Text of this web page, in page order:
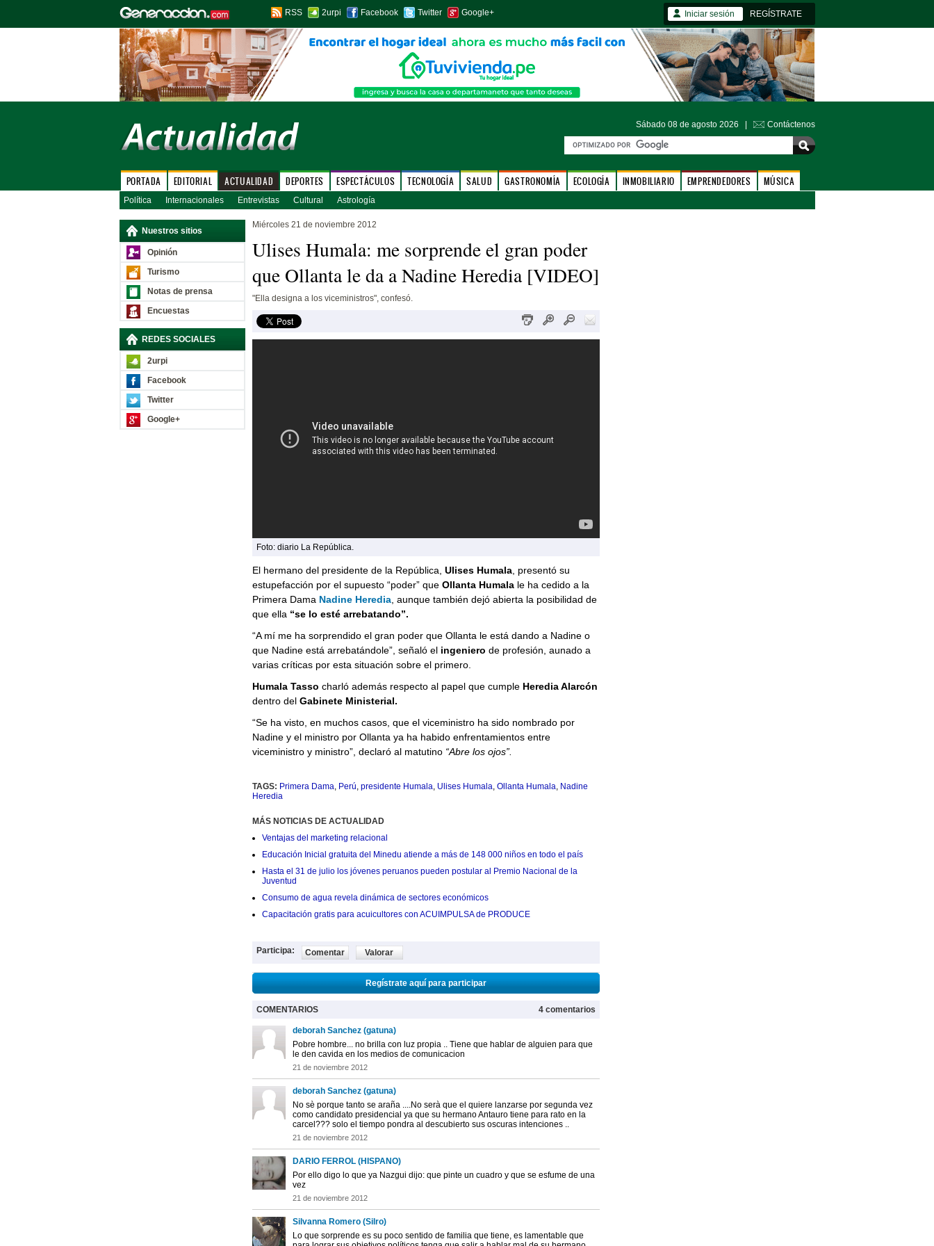
RSS 2urpi Facebook Twitter Google+ Iniciar sesión REGÍSTRATE
Sábado 08 de agosto 2026 | Contáctenos
PORTADA EDITORIAL ACTUALIDAD DEPORTES ESPECTÁCULOS TECNOLOGÍA SALUD GASTRONOMÍA ECOLOGÍA INMOBILIARIO EMPRENDEDORES MÚSICA
Política Internacionales Entrevistas Cultural Astrología
Nuestros sitios
Opinión
Turismo
Notas de prensa
Encuestas
REDES SOCIALES
2urpi
Facebook
Twitter
Google+
Miércoles 21 de noviembre 2012
Ulises Humala: me sorprende el gran poder
que Ollanta le da a Nadine Heredia [VIDEO]
"Ella designa a los viceministros", confesó.
Foto: diario La República.
El hermano del presidente de la República, Ulises Humala, presentó su
estupefacción por el supuesto “poder” que Ollanta Humalale ha cedido a la
Primera Dama Nadine Heredia, aunque también dejó abierta la posibilidad de
que ella “se lo esté arrebatando”.
“A mí me ha sorprendido el gran poder que Ollanta le está dando a Nadine o
que Nadine está arrebatándole”, señaló el ingeniero de profesión, aunado a
varias críticas por esta situación sobre el primero.
Humala Tasso charló además respecto al papel que cumpleHeredia Alarcón
dentro del Gabinete Ministerial.
“Se ha visto, en muchos casos, que el viceministro ha sido nombrado por
Nadine y el ministro por Ollanta ya ha habido enfrentamientos entre
viceministro y ministro”, declaró al matutino “Abre los ojos”.
TAGS: Primera Dama, Perú, presidente Humala, Ulises Humala, Ollanta Humala, Nadine
Heredia
MÁS NOTICIAS DE ACTUALIDAD
Ventajas del marketing relacional
Educación Inicial gratuita del Minedu atiende a más de 148 000 niños en todo el país
Hasta el 31 de julio los jóvenes peruanos pueden postular al Premio Nacional de la
Juventud
Consumo de agua revela dinámica de sectores económicos
Capacitación gratis para acuicultores con ACUIMPULSA de PRODUCE
Participa: Comentar Valorar
Regístrate aquí para participar
COMENTARIOS 4 comentarios
deborah Sanchez (gatuna)
Pobre hombre... no brilla con luz propia .. Tiene que hablar de alguien para que
le den cavida en los medios de comunicacion
21 de noviembre 2012
deborah Sanchez (gatuna)
No sè porque tanto se araña ....No serà que el quiere lanzarse por segunda vez
como candidato presidencial ya que su hermano Antauro tiene para rato en la
carcel??? solo el tiempo pondra al descubierto sus oscuras intenciones ..
21 de noviembre 2012
DARIO FERROL (HISPANO)
Por ello digo lo que ya Nazgui dijo: que pinte un cuadro y que se esfume de una
vez
21 de noviembre 2012
Silvanna Romero (Silro)
Lo que sorprende es su poco sentido de familia que tiene, es lamentable que